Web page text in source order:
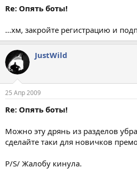
Re: Опять боты!
...хм, закройте регистрацию и
JustWild
25 Апр 2009
Re: Опять боты!
Можно эту дрянь из разделов
сделайте таки для новичков
P/S/ Жалобу кинула.